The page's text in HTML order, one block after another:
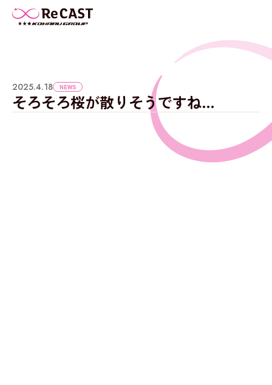
2025.4.18 NEWS
そろそろ桜が散りそうですね…